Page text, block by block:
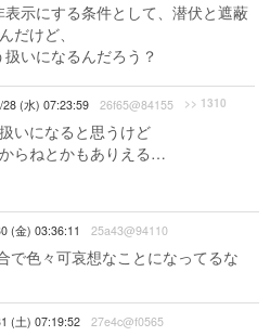
示にする条件として、潜伏と遮蔽
だけど、
いになるんだろう？
28 (水) 07:23:59 26f65@84155 >> 1310
いになると思うけど
らねとかもありえる…
(金) 03:36:11 25a43@94110
で色々可哀想なことになってるな
(土) 07:19:52 27e4c@f0565